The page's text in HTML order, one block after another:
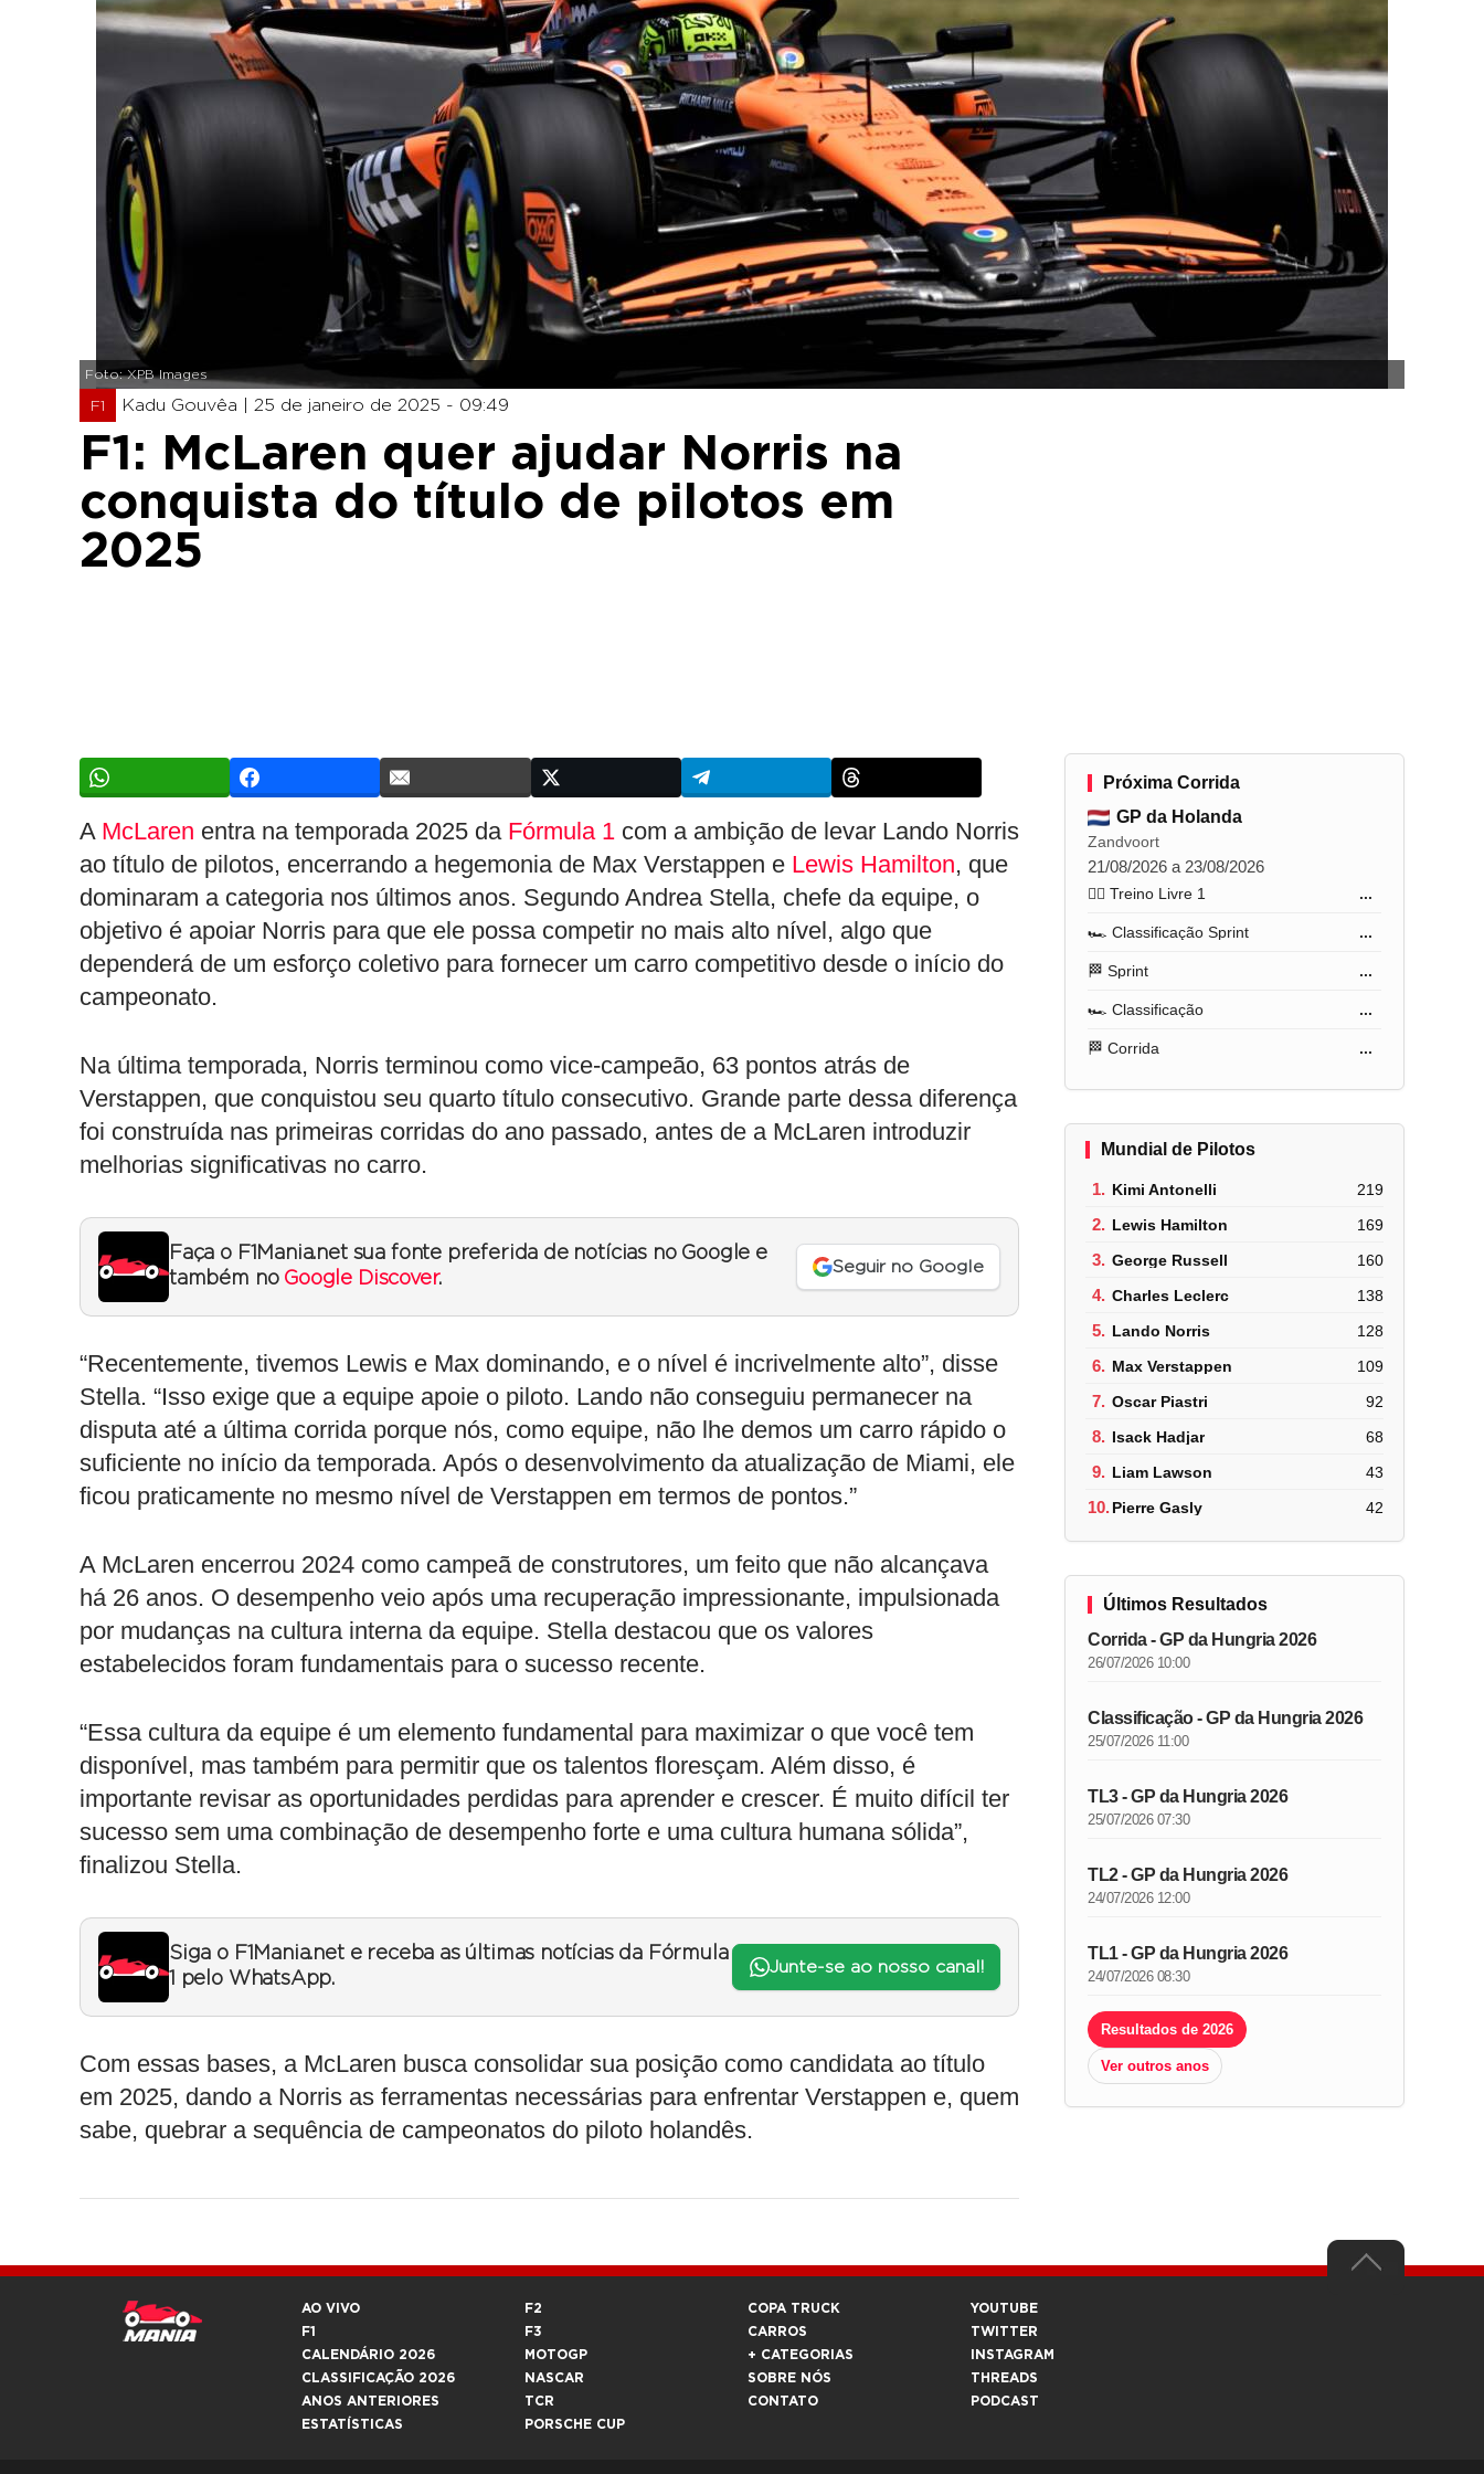
Foto: XPB Images
F1 Kadu Gouvêa | 25 de janeiro de 2025 - 09:49
F1: McLaren quer ajudar Norris na
conquista do título de pilotos em
2025
A McLaren entra na temporada 2025 da Fórmula 1 com a ambição de levar Lando Norris
ao título de pilotos, encerrando a hegemonia de Max Verstappen e Lewis Hamilton, que
dominaram a categoria nos últimos anos. Segundo Andrea Stella, chefe da equipe, o
objetivo é apoiar Norris para que ele possa competir no mais alto nível, algo que
dependerá de um esforço coletivo para fornecer um carro competitivo desde o início do
campeonato.
Na última temporada, Norris terminou como vice-campeão, 63 pontos atrás de
Verstappen, que conquistou seu quarto título consecutivo. Grande parte dessa diferença
foi construída nas primeiras corridas do ano passado, antes de a McLaren introduzir
melhorias significativas no carro.
Faça o F1Mania.net sua fonte preferida de notícias no Google e
também no Google Discover.
Seguir no Google
“Recentemente, tivemos Lewis e Max dominando, e o nível é incrivelmente alto”, disse
Stella. “Isso exige que a equipe apoie o piloto. Lando não conseguiu permanecer na
disputa até a última corrida porque nós, como equipe, não lhe demos um carro rápido o
suficiente no início da temporada. Após o desenvolvimento da atualização de Miami, ele
ficou praticamente no mesmo nível de Verstappen em termos de pontos.”
A McLaren encerrou 2024 como campeã de construtores, um feito que não alcançava
há 26 anos. O desempenho veio após uma recuperação impressionante, impulsionada
por mudanças na cultura interna da equipe. Stella destacou que os valores
estabelecidos foram fundamentais para o sucesso recente.
“Essa cultura da equipe é um elemento fundamental para maximizar o que você tem
disponível, mas também para permitir que os talentos floresçam. Além disso, é
importante revisar as oportunidades perdidas para aprender e crescer. É muito difícil ter
sucesso sem uma combinação de desempenho forte e uma cultura humana sólida”,
finalizou Stella.
Siga o F1Mania.net e receba as últimas notícias da Fórmula
1 pelo WhatsApp.
Junte-se ao nosso canal!
Com essas bases, a McLaren busca consolidar sua posição como candidata ao título
em 2025, dando a Norris as ferramentas necessárias para enfrentar Verstappen e, quem
sabe, quebrar a sequência de campeonatos do piloto holandês.
Próxima Corrida
GP da Holanda
Zandvoort
21/08/2026 a 23/08/2026
🏋️‍♂️ Treino Livre 1 ...
🏎️ Classificação Sprint ...
🏁 Sprint ...
🏎️ Classificação ...
🏁 Corrida ...
Mundial de Pilotos
1. Kimi Antonelli 219
2. Lewis Hamilton 169
3. George Russell 160
4. Charles Leclerc 138
5. Lando Norris 128
6. Max Verstappen 109
7. Oscar Piastri 92
8. Isack Hadjar 68
9. Liam Lawson 43
10.Pierre Gasly 42
Últimos Resultados
Corrida - GP da Hungria 2026
26/07/2026 10:00
Classificação - GP da Hungria 2026
25/07/2026 11:00
TL3 - GP da Hungria 2026
25/07/2026 07:30
TL2 - GP da Hungria 2026
24/07/2026 12:00
TL1 - GP da Hungria 2026
24/07/2026 08:30
Resultados de 2026
Ver outros anos
AO VIVO
F1
CALENDÁRIO 2026
CLASSIFICAÇÃO 2026
ANOS ANTERIORES
ESTATÍSTICAS
F2
F3
MOTOGP
NASCAR
TCR
PORSCHE CUP
COPA TRUCK
CARROS
+ CATEGORIAS
SOBRE NÓS
CONTATO
YOUTUBE
TWITTER
INSTAGRAM
THREADS
PODCAST